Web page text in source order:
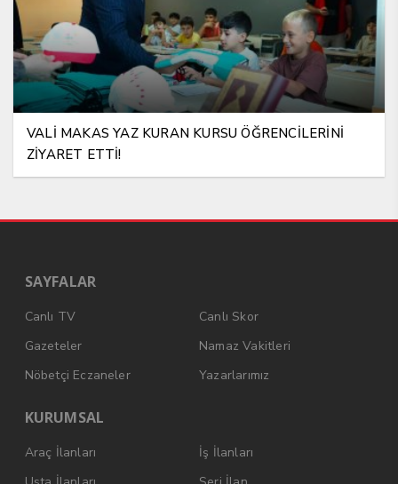
VALİ MAKAS YAZ KURAN KURSU ÖĞRENCİLERİNİ
ZİYARET ETTİ!
SAYFALAR
Canlı TV
Canlı Skor
Gazeteler
Namaz Vakitleri
Nöbetçi Eczaneler
Yazarlarımız
KURUMSAL
Araç İlanları
İş İlanları